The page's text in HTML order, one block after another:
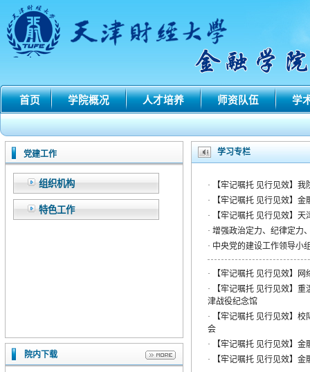
首页 学院概况 人才培养 师资队伍 学
党建工作
组织机构
特色工作
院内下载
学习专栏
·
【牢记嘱托 见行见效】
·
【牢记嘱托 见行见效】
·
【牢记嘱托 见行见效】
· 增强政治定力、纪律定力
· 中央党的建设工作领导小
·
【牢记嘱托 见行见效】
·
【牢记嘱托 见行见效】
津战役纪念馆
·
【牢记嘱托 见行见效】
会
·
【牢记嘱托 见行见效】
·
【牢记嘱托 见行见效】